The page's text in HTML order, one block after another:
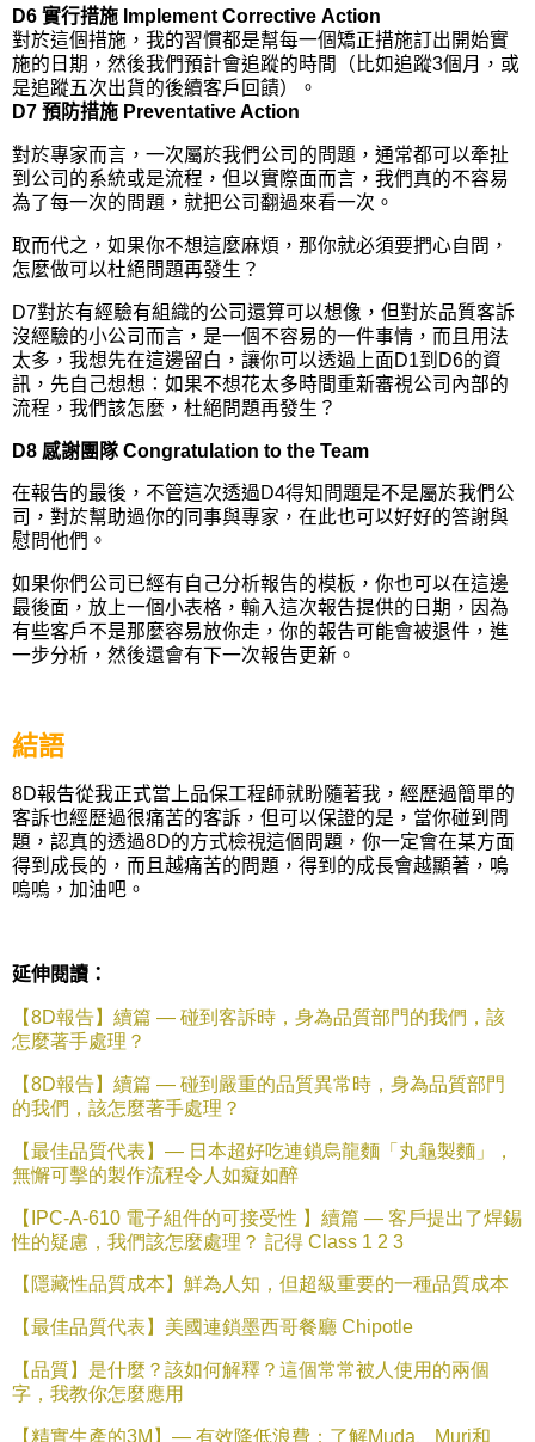
D6 實行措施 Implement Corrective Action
對於這個措施，我的習慣都是幫每一個矯正措施訂出開始實
施的日期，然後我們預計會追蹤的時間（比如追蹤3個月，或
是追蹤五次出貨的後續客戶回饋）。
D7 預防措施 Preventative Action
對於專家而言，一次屬於我們公司的問題，通常都可以牽扯
到公司的系統或是流程，但以實際面而言，我們真的不容易
為了每一次的問題，就把公司翻過來看一次。
取而代之，如果你不想這麼麻煩，那你就必須要捫心自問，
怎麼做可以杜絕問題再發生？
D7對於有經驗有組織的公司還算可以想像，但對於品質客訴
沒經驗的小公司而言，是一個不容易的一件事情，而且用法
太多，我想先在這邊留白，讓你可以透過上面D1到D6的資
訊，先自己想想：如果不想花太多時間重新審視公司內部的
流程，我們該怎麼，杜絕問題再發生？
D8 感謝團隊 Congratulation to the Team
在報告的最後，不管這次透過D4得知問題是不是屬於我們公
司，對於幫助過你的同事與專家，在此也可以好好的答謝與
慰問他們。
如果你們公司已經有自己分析報告的模板，你也可以在這邊
最後面，放上一個小表格，輸入這次報告提供的日期，因為
有些客戶不是那麼容易放你走，你的報告可能會被退件，進
一步分析，然後還會有下一次報告更新。
結語
8D報告從我正式當上品保工程師就盼隨著我，經歷過簡單的
客訴也經歷過很痛苦的客訴，但可以保證的是，當你碰到問
題，認真的透過8D的方式檢視這個問題，你一定會在某方面
得到成長的，而且越痛苦的問題，得到的成長會越顯著，嗚
嗚嗚，加油吧。
延伸閱讀：
【8D報告】續篇 — 碰到客訴時，身為品質部門的我們，該
怎麼著手處理？
【8D報告】續篇 — 碰到嚴重的品質異常時，身為品質部門
的我們，該怎麼著手處理？
【最佳品質代表】— 日本超好吃連鎖烏龍麵「丸龜製麵」，
無懈可擊的製作流程令人如癡如醉
【 IPC-A-610 電子組件的可接受性 】續篇 — 客戶提出了焊錫
性的疑慮，我們該怎麼處理？ 記得 Class 1 2 3
【隱藏性品質成本】鮮為人知，但超級重要的一種品質成本
【最佳品質代表】美國連鎖墨西哥餐廳 Chipotle
【品質】是什麼？該如何解釋？這個常常被人使用的兩個
字，我教你怎麼應用
【精實生產的3M 】— 有效降低浪費：了解Muda Muri和